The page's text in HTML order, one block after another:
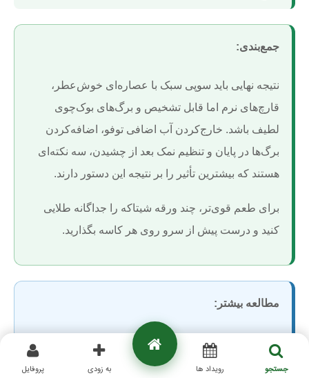
جمع‌بندی:
نتیجه نهایی باید سوپی سبک با عصاره‌ای خوش‌عطر،
قارچ‌های نرم اما قابل تشخیص و برگ‌های بوک‌چوی
لطیف باشد. خارج‌کردن آب اضافی توفو، اضافه‌کردن
برگ‌ها در پایان و تنظیم نمک بعد از چشیدن، سه نکته‌ای
هستند که بیشترین تأثیر را بر نتیجه این دستور دارند.
برای طعم قوی‌تر، چند ورقه شیتاکه را جداگانه طلایی
کنید و درست پیش از سرو روی هر کاسه بگذارید.
مطالعه بیشتر:
برای دیدن دستورهای بیشترغذا با قارچ
، بخش آشپزی
سایت هاگ را دنبال کنید.جستجو رویداد ها به زودی پروفایل